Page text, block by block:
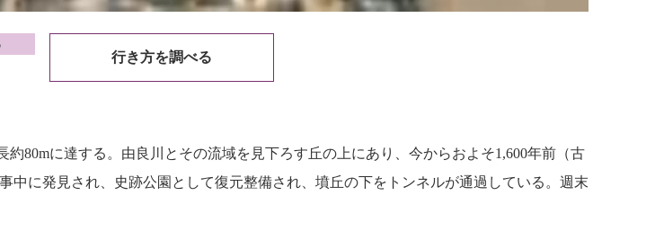
行き方を調べる
80mに達する。由良川とその流域を見下ろす丘の上にあり、今からおよそ1,600年前（古
に発見され、史跡公園として復元整備され、墳丘の下をトンネルが通過している。週末